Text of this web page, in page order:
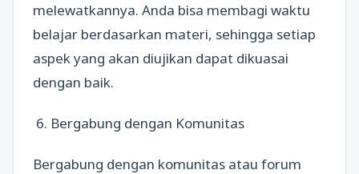
melewatkannya. Anda bisa membagi waktu
belajar berdasarkan materi, sehingga setiap
aspek yang akan diujikan dapat dikuasai
dengan baik.
6. Bergabung dengan Komunitas
Bergabung dengan komunitas atau forum